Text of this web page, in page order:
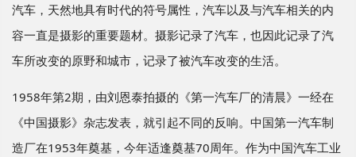
汽车，天然地具有时代的符号属性，汽车以及与汽车相关的内
容一直是摄影的重要题材。摄影记录了汽车，也因此记录了汽
车所改变的原野和城市，记录了被汽车改变的生活。
1958年第2期，由刘恩泰拍摄的《第一汽车厂的清晨》一经在
《中国摄影》杂志发表，就引起不同的反响。 中国第一汽车制
造厂在1953年奠基，今年适逢奠基70周年。作为中国汽车工业